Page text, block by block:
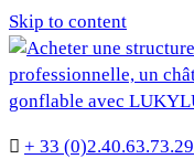
Skip to content
+ 33 (0)2.40.63.73.29